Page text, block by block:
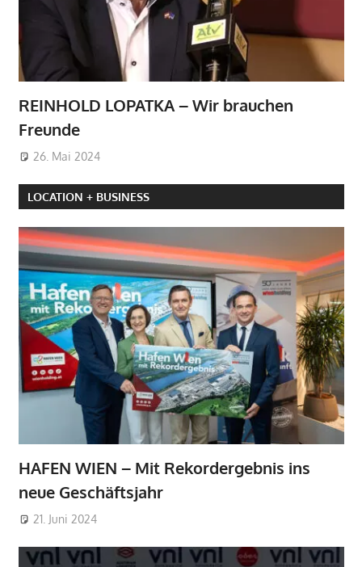
REINHOLD LOPATKA – Wir brauchen
Freunde
26. Mai 2024
LOCATION + BUSINESS
HAFEN WIEN – Mit Rekordergebnis ins
neue Geschäftsjahr
21. Juni 2024